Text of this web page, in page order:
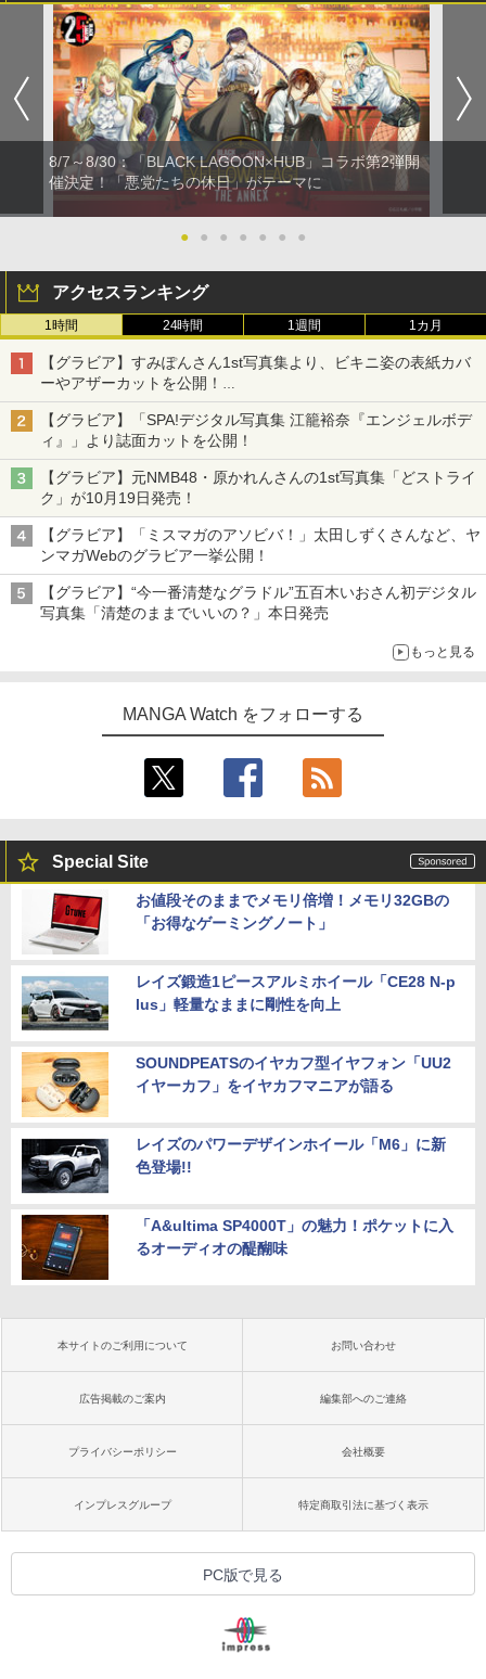
8/7～8/30：「BLACK LAGOON×HUB」コラボ第2弾開
催決定！「悪党たちの休日」がテーマに
● ● ● ● ● ● ●
アクセスランキング
1時間 24時間 1週間 1カ月
【グラビア】すみぽんさん1st写真集より、ビキニ姿の表紙カバ
ーやアザーカットを公開！
タイトルは「offcourt（オフコート）」に決定
【グラビア】「SPA!デジタル写真集 江籠裕奈『エンジェルボデ
ィ』」より誌面カットを公開！
【グラビア】元NMB48・原かれんさんの1st写真集「どストライ
ク」が10月19日発売！
【グラビア】「ミスマガのアソビバ！」太田しずくさんなど、ヤ
ンマガWebのグラビア一挙公開！
【グラビア】“今一番清楚なグラドル”五百木いおさん初デジタル
写真集「清楚のままでいいの？」本日発売
もっと見る
MANGA Watch をフォローする
Special Site
お値段そのままでメモリ倍増！メモリ32GBの
「お得なゲーミングノート」
レイズ鍛造1ピースアルミホイール「CE28 N-p
lus」軽量なままに剛性を向上
SOUNDPEATSのイヤカフ型イヤフォン「UU2
イヤーカフ」をイヤカフマニアが語る
レイズのパワーデザインホイール「M6」に新
色登場!!
「A&ultima SP4000T」の魅力！ポケットに入
るオーディオの醍醐味
本サイトのご利用について お問い合わせ
広告掲載のご案内 編集部へのご連絡
プライバシーポリシー 会社概要
インプレスグループ 特定商取引法に基づく表示
PC版で見る